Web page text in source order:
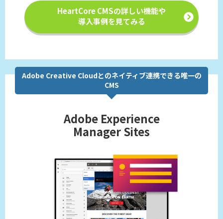
HeartCore CMSの詳しい機能や
導入事例を見てみる
Adobe Creative Cloudとのネイティブ連携できる唯一の
CMS
Adobe Experience
Manager Sites